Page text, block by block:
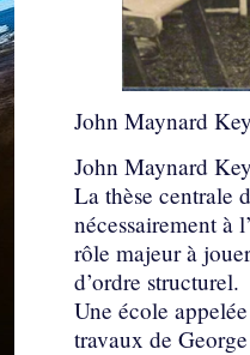
John Maynard
John Maynard
La thèse centrale
nécessairement à
rôle majeur à
d’ordre structurel.
Une école
travaux de